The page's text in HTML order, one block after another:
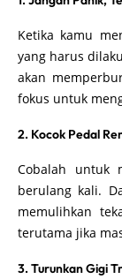
Ketika kamu
yang harus
akan
fokus untuk
2. Kocok Pedal
Cobalah untuk
berulang kali.
memulihkan
terutama jika
3. Turunkan Gigi